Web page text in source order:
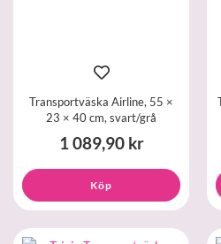
Transportväska Airline, 55 ×
23 × 40 cm, svart/grå
1 089,90 kr
Köp